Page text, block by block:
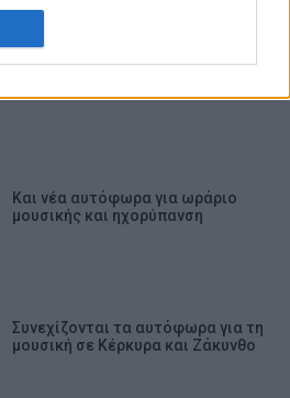
to enable storage
including
user protection.
Ξεσηκωμός των
Και νέα αυτόφωρα για ωράριο
μουσικής και ηχορύπανση
Συνεχίζονται τα αυτόφωρα για τη
μουσική σε Κέρκυρα και Ζάκυνθο